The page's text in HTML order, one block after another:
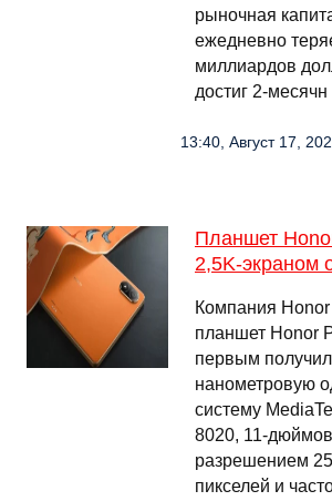
рыночная
ежедневно
миллиардов
достиг 2-
13:40, Август 17,
Планшет
2,5K-экраном
Компания
планшет Honor
первым
нанометровую
систему
8020, 11-
разрешением
пикселей и